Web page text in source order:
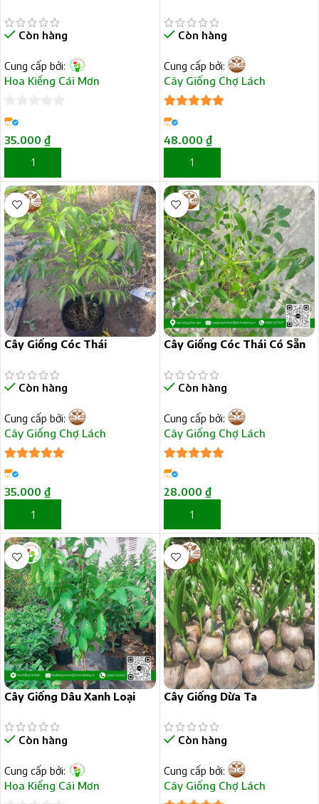
Còn hàng
Cung cấp bởi:
Hoa Kiểng Cái Mơn
0
5
35.000 ₫
THÊM VÀO GIỎ HÀNG
Còn hàng
Cung cấp bởi:
Cây Giống Chợ Lách
5trên 5
48.000 ₫
THÊM VÀO GIỎ HÀNG
Cây Giống Cóc Thái
Còn hàng
Cung cấp bởi:
Cây Giống Chợ Lách
5trên 5
35.000 ₫
THÊM VÀO GIỎ HÀNG
Cây Giống Cóc Thái Có Sẵn
Còn hàng
Cung cấp bởi:
Cây Giống Chợ Lách
5trên 5
28.000 ₫
THÊM VÀO GIỎ HÀNG
Cây Giống Dâu Xanh Loại
Còn hàng
Cung cấp bởi:
Hoa Kiểng Cái Mơn
Cây Giống Dừa Ta
Còn hàng
Cung cấp bởi:
Cây Giống Chợ Lách